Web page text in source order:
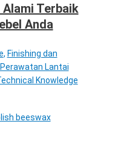
Alami Terbaik
Anda
, Finishing dan
Lantai
Knowledge